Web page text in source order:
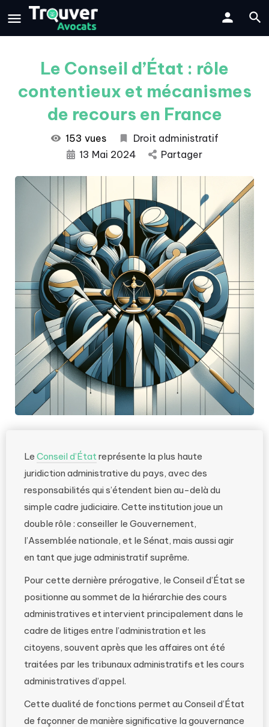
Le Conseil d’État : rôle
contentieux et mécanismes
de recours en France
153 vues
Droit administratif
13 Mai 2024
Partager
Le Conseil d’Étatreprésente la plus haute
juridiction administrative du pays, avec des
responsabilités qui s’étendent bien au-delà du
simple cadre judiciaire. Cette institution joue un
double rôle : conseiller le Gouvernement,
l’Assemblée nationale, et le Sénat, mais aussi agir
en tant que juge administratif suprême.
Pour cette dernière prérogative, le Conseil d’État se
positionne au sommet de la hiérarchie des cours
administratives et intervient principalement dans le
cadre de litiges entre l’administration et les
citoyens, souvent après que les affaires ont été
traitées par les tribunaux administratifs et les cours
administratives d’appel.
Cette dualité de fonctions permet au Conseil d’État
de façonner de manière significative la gouvernance